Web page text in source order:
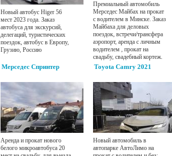
Новый автобус Higer 56
мест 2023 года. Заказ
автобуса для экскурсий,
делегаций, туристических
поездок, автобус в Европу,
Грузию, Россию
Премиальный автомобиль
Мерседес Майбах на прокат
с водителем в Минске. Заказ
Майбаха для деловых
поездок, встречи/трансфера
аэропорт, аренда с личным
водителем , прокат на
свадьбу, свадебный кортеж.
Мерседес Спринтер
Аренда и прокат нового
белого микроавтобуса 20
Toyota Camry 2021
Новый автомобиль в
автопарке АвтоЛимо на